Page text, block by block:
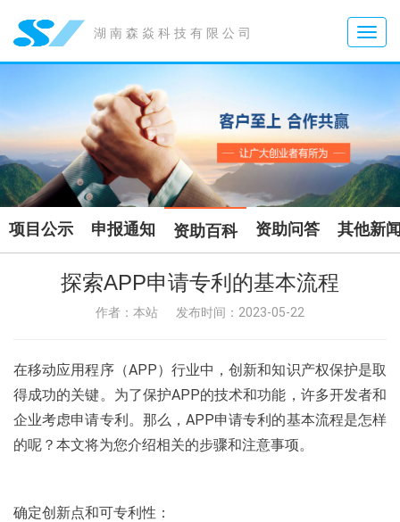
湖南森焱科技有限公司
Toggle
项目公示 申报通知 资助百科 资助问答 其他新
探索APP申请专利的基本流程
作者：本站 发布时间：2023-05-22
在移动应用程序（APP）行业中，创新和知识产权保护是取
得成功的关键。为了保护APP的技术和功能，许多开发者和
企业考虑申请专利。那么，APP申请专利的基本流程是怎样
的呢？本文将为您介绍相关的步骤和注意事项。
确定创新点和可专利性：